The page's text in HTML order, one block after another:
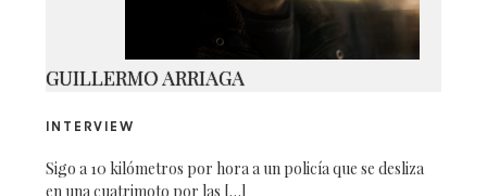
1
GUILLERMO ARRIAGA
INTERVIEW
Sigo a 10 kilómetros por hora a un policía que se desliza
en una cuatrimoto por las […]